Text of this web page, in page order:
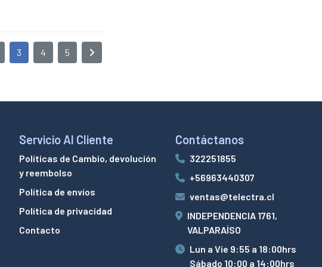
3 4 5
Servicio Al Cliente
Políticas de Cambio, devolución
y reembolso
Política de envíos
Política de privacidad
Contacto
Contáctanos
322251855
+56963440307
ventas@telectra.cl
INDEPENDENCIA 1761,
VALPARAÍSO
Lun a Vie 9:55 a 18:00hrs
Sábado 10:00 a 14:00hrs